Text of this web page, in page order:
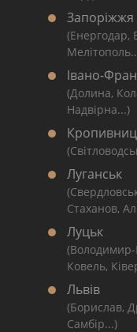
Запоріжжя
(Енергодар,
Івано-
(Долина,
Надвірна...)
Луганськ
Стаханов,
Луцьк
Ковель,
Львів
(Борислав,
Самбір...)